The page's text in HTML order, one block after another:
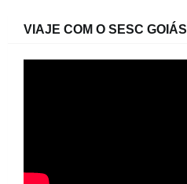
VIAJE COM O SESC GOIÁS